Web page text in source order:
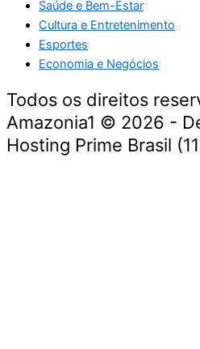
Saúde e Bem-Estar
Cultura e Entretenimento
Esportes
Economia e Negócios
Todos os direitos
Amazonia1 © 2026 -
Hosting Prime Brasil